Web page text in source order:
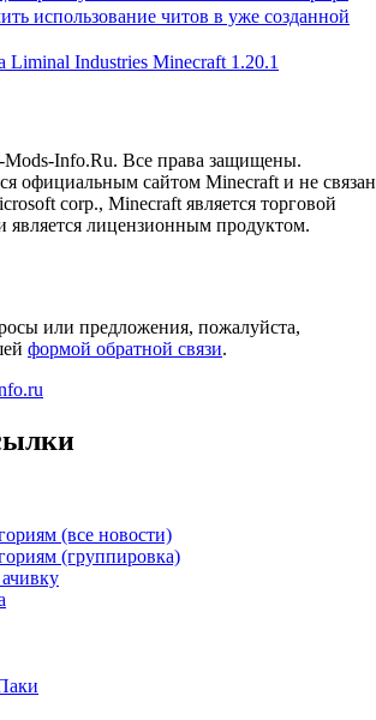
использование читов в уже созданной
Liminal Industries Minecraft 1.20.1
Info.Ru. Все права защищены.
официальным сайтом Minecraft и не связан
corp., Minecraft является торговой
является лицензионным продуктом.
или предложения, пожалуйста,
формой обратной связи.
(все новости)
(группировка)